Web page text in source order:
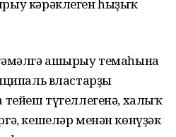
кәрәклеген һыҙыҡ
ашырыу темаһына
властарҙың
түгеллегенә, халыҡ
кешеләр менән көнүҙәк